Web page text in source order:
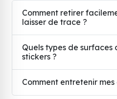
Comment retirer
laisser de trace ?
Quels types de surfaces
stickers ?
Comment entretenir